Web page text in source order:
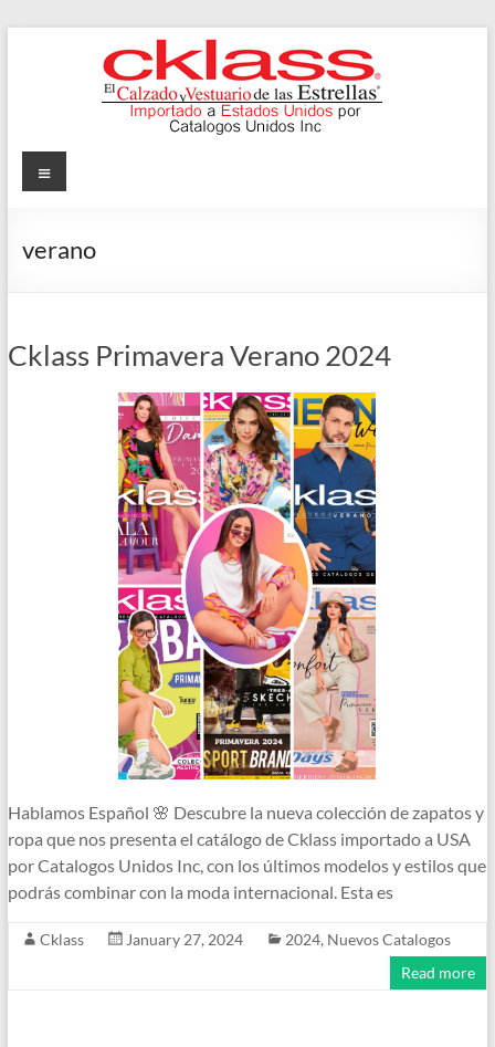
Cklass
y
Estrellas
Menu
verano
Cklass Primavera Verano 2024
Hablamos Español 🌸 Descubre la nueva colección de zapatos y
ropa que nos presenta el catálogo de Cklass importado a USA
por Catalogos Unidos Inc, con los últimos modelos y estilos que
podrás combinar con la moda internacional. Esta es
Cklass January 27, 2024 2024, Nuevos Catalogos
Read more